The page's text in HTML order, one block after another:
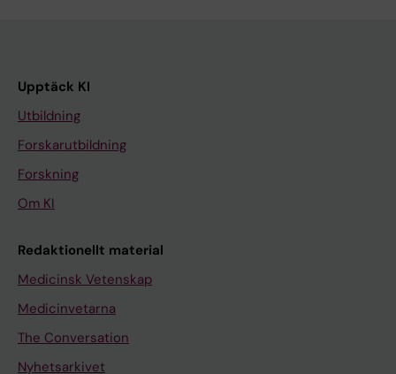
Upptäck KI
Utbildning
Forskarutbildning
Forskning
Om KI
Redaktionellt material
Medicinsk Vetenskap
Medicinvetarna
The Conversation
Nyhetsarkivet